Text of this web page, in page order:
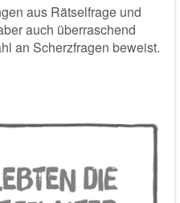
aus Rätselfrage und
auch überraschend
an Scherzfragen beweist.